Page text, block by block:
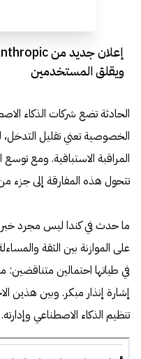
ويقلق المستخدمين
الحادثة تضع شركات الذكاء
الخصوصية تعني تقليل
المراقبة الاستباقية. ومع توسع
تتحول هذه المفارقة إلى جزء
ما حدث في كندا ليس مجرد خبر
على الموازنة بين الثقة
في طياتها احتمالين
إشارة إنذار مبكر. وبين هذين
تنظيم الذكاء الاصطناعي وإدارته.